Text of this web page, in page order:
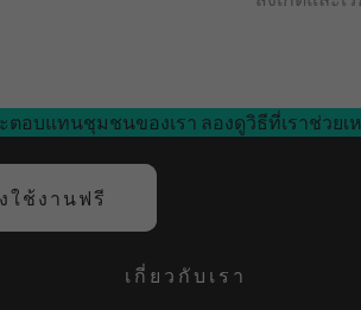
ตอบแทนชุมชนของเรา ลองดูวิธีที่เราช่วยเ
ใช้งานฟรี
เกี่ยวกับเรา